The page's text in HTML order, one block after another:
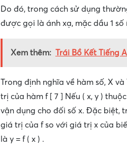
Do đó, trong cách sử dụng
được gọi là ánh xạ, mặc dầu 1 số
Xem thêm: Trái Bồ Kết Tiếng
Trong định nghĩa về hàm số, X
trị của hàm f [ 7 ] Nếu ( x, y )
vận dụng cho đối số x. Đặc biệt,
giá trị của f so với giá trị x của
là y = f ( x ) .